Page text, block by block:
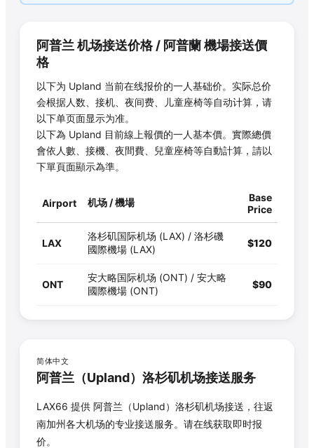
阿普兰 机场接送价格 / 阿普蘭機場接送價
格
以下为 Upland 当前在线报价的一人基础价。实际总价
会根据人数、接机、夜间费、儿童座椅等自动计算，请
以下单页面显示为准。
以下為 Upland 目前線上報價的一人基本價。實際總價
會依人數、接機、夜間費、兒童座椅等自動計算，請以
下單頁面顯示為準。
Airport 机场 / 機場
Base
Price
LAX
洛杉矶国际机场 (LAX) / 洛杉磯
國際機場 (LAX)
$120
ONT
安大略国际机场 (ONT) / 安大略
國際機場 (ONT)
$90
简体中文
阿普兰 （Upland）洛杉矶机场接送服务
LAX66 提供 阿普兰 （Upland）洛杉矶机场接送，往返
南加州各大机场的专业接送服务。请在线获取即时报
价。